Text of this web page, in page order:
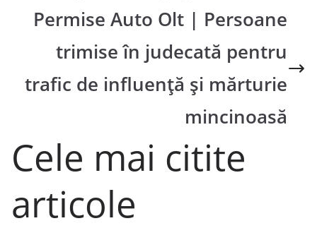
Permise Auto Olt | Persoane
trimise în judecată pentru
trafic de influenţă şi mărturie
mincinoasă
Cele mai citite
articole